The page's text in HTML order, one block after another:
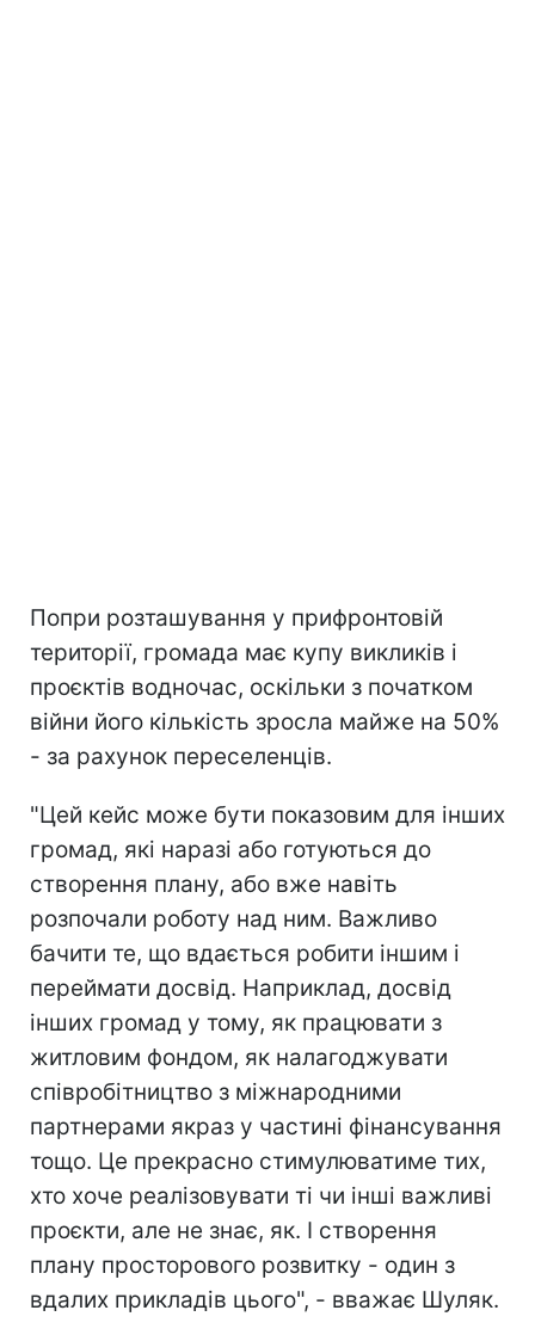
Попри розташування у прифронтовій
території, громада має купу викликів і
проєктів водночас, оскільки з початком
війни його кількість зросла майже на 50%
- за рахунок переселенців.
"Цей кейс може бути показовим для інших
громад, які наразі або готуються до
створення плану, або вже навіть
розпочали роботу над ним. Важливо
бачити те, що вдається робити іншим і
переймати досвід. Наприклад, досвід
інших громад у тому, як працювати з
житловим фондом, як налагоджувати
співробітництво з міжнародними
партнерами якраз у частині фінансування
тощо. Це прекрасно стимулюватиме тих,
хто хоче реалізовувати ті чи інші важливі
проєкти, але не знає, як. І створення
плану просторового розвитку - один з
вдалих прикладів цього", - вважає Шуляк.